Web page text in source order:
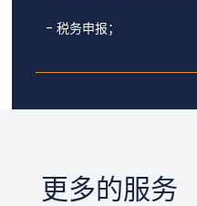
- 税务申报；
更多的服务​